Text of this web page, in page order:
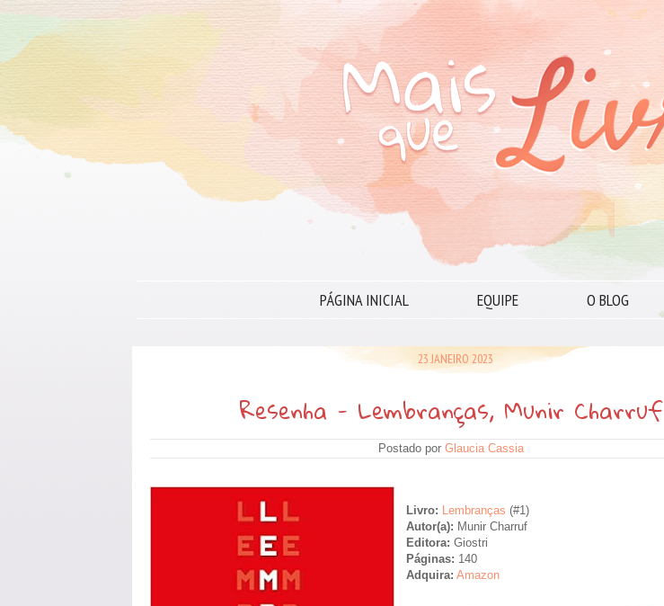
PÁGINA INICIAL EQUIPE O BLOG
23 JANEIRO 2023
Resenha - Lembranças, Munir Charruf
Postado por Glaucia Cassia
Livro: Lembranças (#1)
Autor(a): Munir Charruf
Editora: Giostri
Páginas: 140
Adquira: Amazon